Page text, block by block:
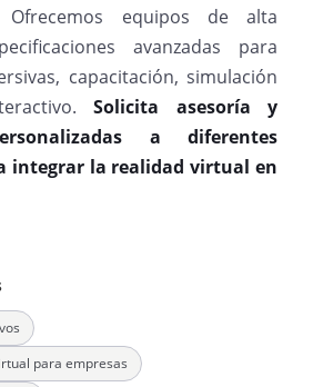
Ofrecemos equipos de alta
avanzadas para
capacitación, simulación
Solicita asesoría y
a diferentes
integrar la realidad virtual en
para empresas